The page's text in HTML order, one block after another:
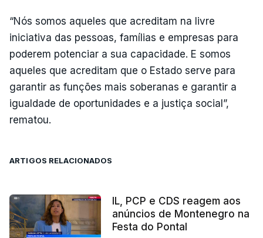
“Nós somos aqueles que acreditam na livre
iniciativa das pessoas, famílias e empresas para
poderem potenciar a sua capacidade. E somos
aqueles que acreditam que o Estado serve para
garantir as funções mais soberanas e garantir a
igualdade de oportunidades e a justiça social”,
rematou.
ARTIGOS RELACIONADOS
IL, PCP e CDS reagem aos
anúncios de Montenegro na
Festa do Pontal